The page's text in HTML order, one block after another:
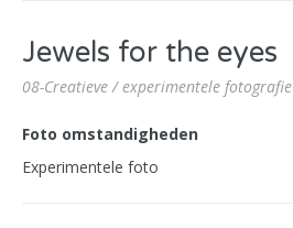
Jewels for the eyes
08-Creatieve / experimentele fotografie
Foto omstandigheden
Experimentele foto